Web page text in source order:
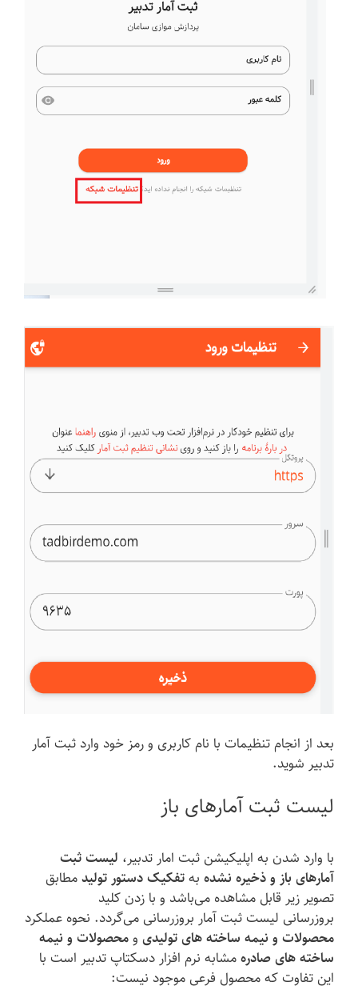
بعد از انجام تنظیمات با نام کاربری و رمز خود وارد ثبت آمار
تدبیر شوید.
لیست ثبت آمارهای باز
با وارد شدن به اپلیکیشن ثبت امار تدبیر، لیست ثبت
آمارهای باز و ذخیره نشده بهتفکیک دستور تولیدمطابق
تصویر زیر قابل مشاهده می‌باشد و با زدن کلید
بروزرسانی لیست ثبت آمار بروزرسانی می‌گردد. نحوه عملکرد
محصولات و نیمه ساخته های تولیدی ومحصولات و نیمه
ساخته ‌های صادرهمشابه نرم افزار دسکتاپ تدبیر است با
این تفاوت که محصول فرعی موجود نیست: